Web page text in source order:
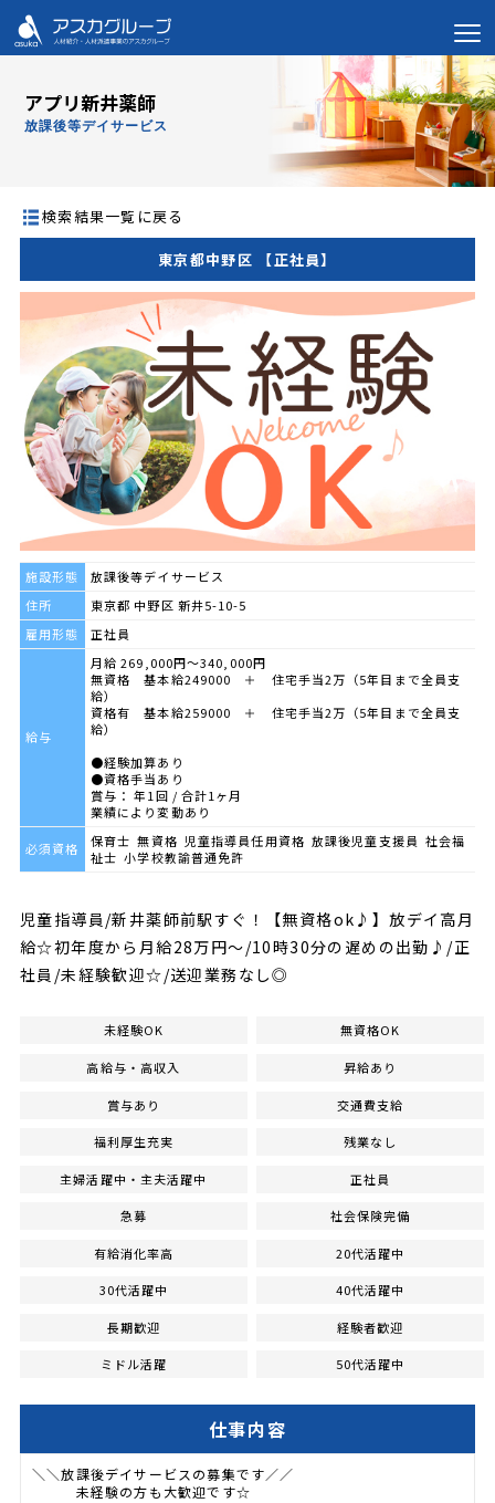
アプリ新井薬師
放課後等デイサービス
検索結果一覧に戻る
東京都中野区 【正社員】
施設形態
放課後等デイサービス
住所
東京都 中野区 新井5-10-5
雇用形態
正社員
給与
月給 269,000円～340,000円
無資格 基本給249000 ＋ 住宅手当2万（5年目まで全員支
給）
資格有 基本給259000 ＋ 住宅手当2万（5年目まで全員支
給）
●経験加算あり
●資格手当あり
賞与： 年1回 / 合計1ヶ月
業績により変動あり
必須資格
保育士 無資格 児童指導員任用資格 放課後児童支援員 社会福
祉士 小学校教諭普通免許
児童指導員/新井薬師前駅すぐ！【無資格ok♪】放デイ高月
給☆初年度から月給28万円～/10時30分の遅めの出勤♪/正
社員/未経験歓迎☆/送迎業務なし◎
未経験OK 無資格OK
高給与・高収入 昇給あり
賞与あり 交通費支給
福利厚生充実 残業なし
主婦活躍中・主夫活躍中 正社員
急募 社会保険完備
有給消化率高 20代活躍中
30代活躍中 40代活躍中
長期歓迎 経験者歓迎
ミドル活躍 50代活躍中
仕事内容
＼＼放課後デイサービスの募集です／／
未経験の方も大歓迎です☆